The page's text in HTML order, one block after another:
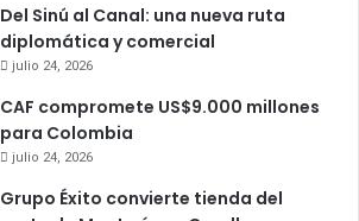
Del Sinú al Canal: una nueva ruta
diplomática y comercial
julio 24, 2026
CAF compromete US$9.000 millones
para Colombia
julio 24, 2026
Grupo Éxito convierte tienda del